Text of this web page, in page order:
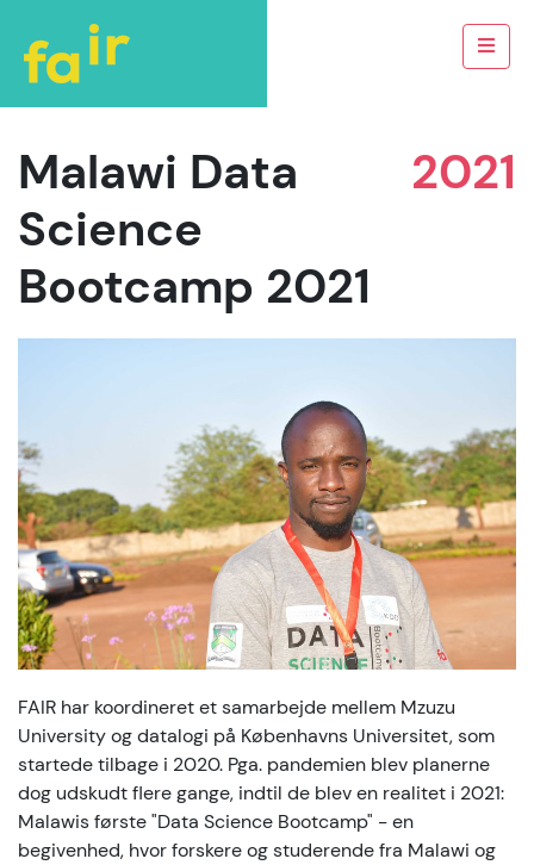
2021
Malawi Data
Science
Bootcamp 2021
FAIR har koordineret et samarbejde mellem Mzuzu
University og datalogi på Københavns Universitet, som
startede tilbage i 2020. Pga. pandemien blev planerne
dog udskudt flere gange, indtil de blev en realitet i 2021:
Malawis første "Data Science Bootcamp" - en
begivenhed, hvor forskere og studerende fra Malawi og